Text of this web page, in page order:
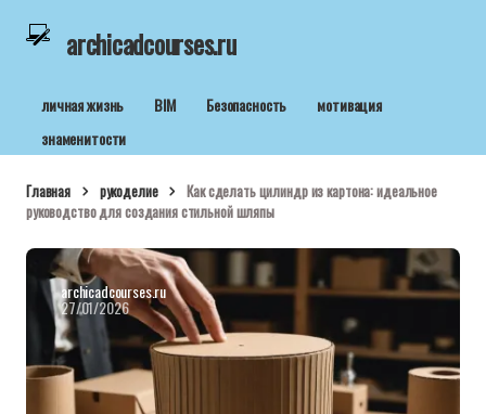
archicadcourses.ru
личная жизнь BIM Безопасность
мотивация
знаменитости
Главная рукоделие
Как сделать цилиндр из картона: идеальное
руководство для создания стильной шляпы
archicadcourses.ru
27/01/2026